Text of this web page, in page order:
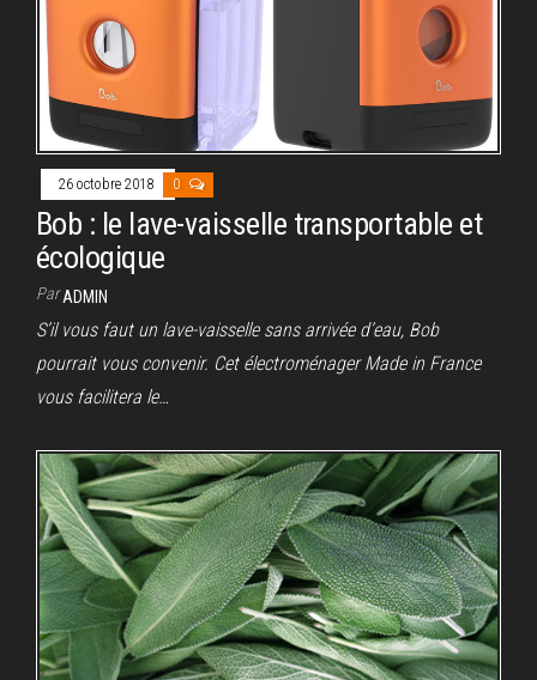
26 octobre 2018 0
Bob : le lave-vaisselle transportable et
écologique
ParADMIN
S’il vous faut un lave-vaisselle sans arrivée d’eau, Bob
pourrait vous convenir. Cet électroménager Made in France
vous facilitera le…